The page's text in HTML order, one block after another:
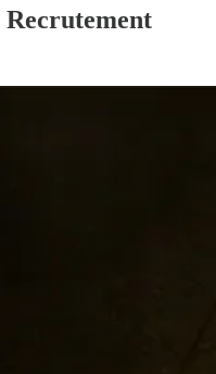
Recrutement